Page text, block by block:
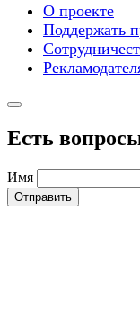
О проекте
Поддержать
Есть
Имя